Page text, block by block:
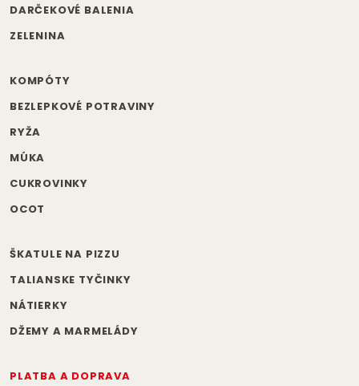
DARČEKOVÉ BALENIA
ZELENINA
KOMPÓTY
BEZLEPKOVÉ POTRAVINY
RYŽA
MÚKA
CUKROVINKY
OCOT
ŠKATULE NA PIZZU
TALIANSKE TYČINKY
NÁTIERKY
DŽEMY A MARMELÁDY
PLATBA A DOPRAVA